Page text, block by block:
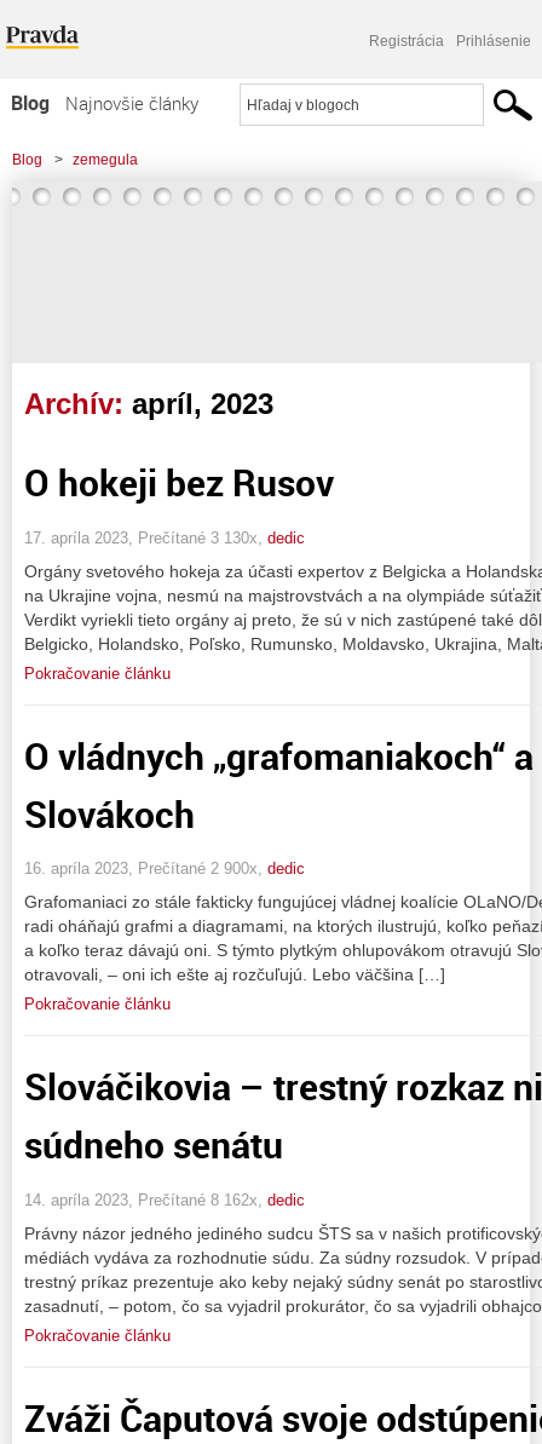
Registrácia Prihlásenie
Blog
Najnovšie články
Najčítanejšie články
Najkomentovanejšie články
Blog > zemegula
Archív: apríl, 2023
O hokeji bez Rusov
17. apríla 2023, Prečítané 3 130x, dedic
Orgány svetového hokeja za účasti expertov z Belgicka a
na Ukrajine vojna, nesmú na majstrovstvách a na olympiáde
Verdikt vyriekli tieto orgány aj preto, že sú v nich zastúpené také
Belgicko, Holandsko, Poľsko, Rumunsko, Moldavsko, Ukrajina,
Pokračovanie článku
O vládnych „grafomaniakoch“
Slovákoch
16. apríla 2023, Prečítané 2 900x, dedic
Grafomaniaci zo stále fakticky fungujúcej vládnej koalície OLaNO/
radi oháňajú grafmi a diagramami, na ktorých ilustrujú, koľko
a koľko teraz dávajú oni. S týmto plytkým ohlupovákom otravujú
otravovali, – oni ich ešte aj rozčuľujú. Lebo väčšina […]
Pokračovanie článku
Slováčikovia – trestný rozkaz
súdneho senátu
14. apríla 2023, Prečítané 8 162x, dedic
Právny názor jedného jediného sudcu ŠTS sa v našich
médiách vydáva za rozhodnutie súdu. Za súdny rozsudok. V
trestný príkaz prezentuje ako keby nejaký súdny senát po
zasadnutí, – potom, čo sa vyjadril prokurátor, čo sa vyjadrili
Pokračovanie článku
Zváži Čaputová svoje